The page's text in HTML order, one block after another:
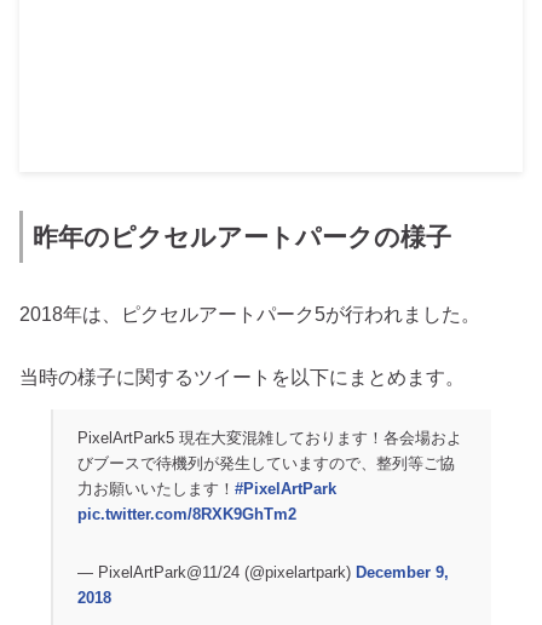
昨年のピクセルアートパークの様子
2018年は、ピクセルアートパーク5が行われました。
当時の様子に関するツイートを以下にまとめます。
PixelArtPark5 現在大変混雑しております！各会場およ
びブースで待機列が発生していますので、整列等ご協
力お願いいたします！ #PixelArtPark
pic.twitter.com/8RXK9GhTm2
— PixelArtPark@11/24 (@pixelartpark) December 9,
2018